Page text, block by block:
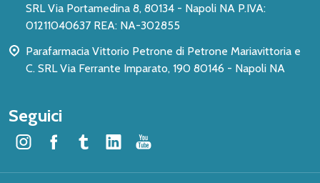
SRL Via Portamedina 8, 80134 - Napoli NA P.IVA:
01211040637 REA: NA-302855
Parafarmacia Vittorio Petrone di Petrone Mariavittoria e
C. SRL Via Ferrante Imparato, 190 80146 - Napoli NA
Seguici